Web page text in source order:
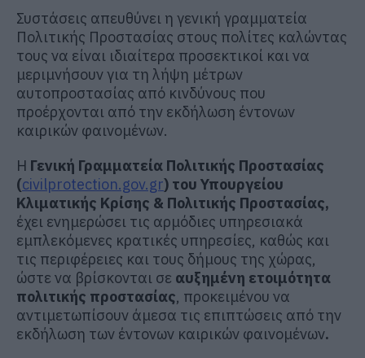
Συστάσεις απευθύνει η γενική γραμματεία
Πολιτικής Προστασίας στους πολίτες καλώντας
τους να είναι ιδιαίτερα προσεκτικοί και να
μεριμνήσουν για τη λήψη μέτρων
αυτοπροστασίας από κινδύνους που
προέρχονται από την εκδήλωση έντονων
καιρικών φαινομένων.
Η Γενική Γραμματεία Πολιτικής Προστασίας
(civilprotection.gov.gr) του Υπουργείου
Κλιματικής Κρίσης & Πολιτικής Προστασίας,
έχει ενημερώσει τις αρμόδιες υπηρεσιακά
εμπλεκόμενες κρατικές υπηρεσίες, καθώς και
τις περιφέρειες και τους δήμους της χώρας,
ώστε να βρίσκονται σε αυξημένη ετοιμότητα
πολιτικής προστασίας, προκειμένου να
αντιμετωπίσουν άμεσα τις επιπτώσεις από την
εκδήλωση των έντονων καιρικών φαινομένων.